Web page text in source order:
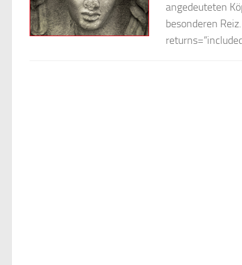
angedeuteten
besonderen